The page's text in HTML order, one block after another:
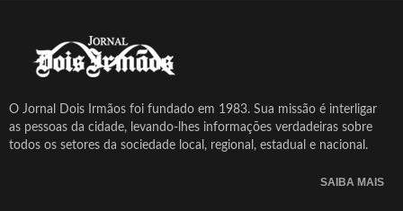
O Jornal Dois Irmãos foi fundado em 1983. Sua missão é interligar
as pessoas da cidade, levando-lhes informações verdadeiras sobre
todos os setores da sociedade local, regional, estadual e nacional.
SAIBA MAIS